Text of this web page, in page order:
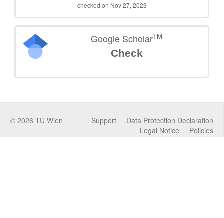
checked on Nov 27, 2023
Google ScholarTM
Check
© 2026 TU Wien Data Protection Declaration
Support
Policies
Legal Notice